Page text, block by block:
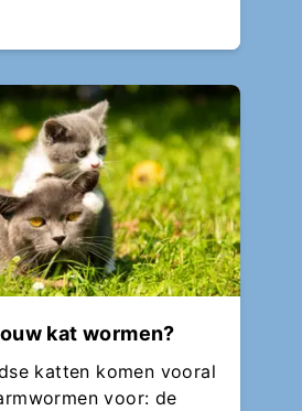
kat wormen?
katten komen vooral
voor: de